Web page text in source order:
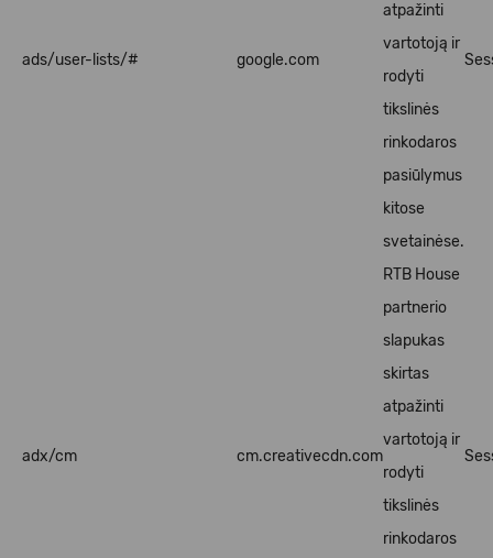
ads/user-lists/# google.com
atpažinti
vartotoją ir
rodyti
tikslinės
rinkodaros
pasiūlymus
kitose
svetainėse.
adx/cm cm.creativecdn.com
RTB House
partnerio
slapukas
skirtas
atpažinti
vartotoją ir
rodyti
tikslinės
rinkodaros